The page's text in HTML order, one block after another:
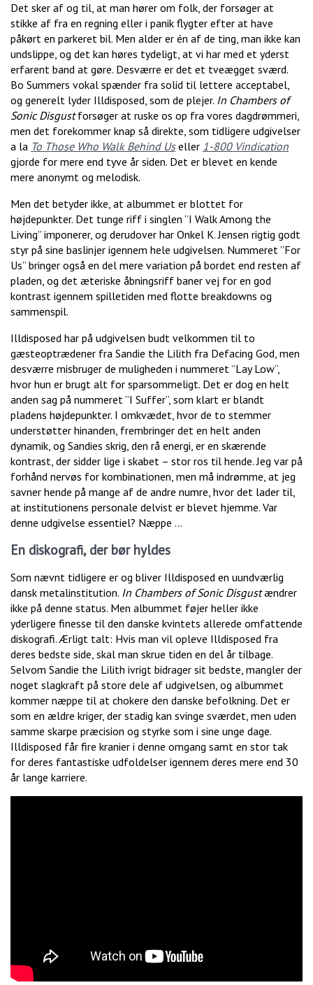
Det sker af og til, at man hører om folk, der forsøger at
stikke af fra en regning eller i panik flygter efter at have
påkørt en parkeret bil. Men alder er én af de ting, man ikke kan
undslippe, og det kan høres tydeligt, at vi har med et yderst
erfarent band at gøre. Desværre er det et tveægget sværd.
Bo Summers vokal spænder fra solid til lettere acceptabel,
og generelt lyder Illdisposed, som de plejer. In Chambers of
Sonic Disgustforsøger at ruske os op fra vores dagdrømmeri,
men det forekommer knap så direkte, som tidligere udgivelser
a la To Those Who Walk Behind Us eller 1-800 Vindication
gjorde for mere end tyve år siden. Det er blevet en kende
mere anonymt og melodisk.
Men det betyder ikke, at albummet er blottet for
højdepunkter. Det tunge riff i singlen ”I Walk Among the
Living” imponerer, og derudover har Onkel K. Jensen rigtig godt
styr på sine baslinjer igennem hele udgivelsen. Nummeret ”For
Us” bringer også en del mere variation på bordet end resten af
pladen, og det æteriske åbningsriff baner vej for en god
kontrast igennem spilletiden med flotte breakdowns og
sammenspil.
Illdisposed har på udgivelsen budt velkommen til to
gæsteoptrædener fra Sandie the Lilith fra Defacing God, men
desværre misbruger de muligheden i nummeret ”Lay Low”,
hvor hun er brugt alt for sparsommeligt. Det er dog en helt
anden sag på nummeret ”I Suffer”, som klart er blandt
pladens højdepunkter. I omkvædet, hvor de to stemmer
understøtter hinanden, frembringer det en helt anden
dynamik, og Sandies skrig, den rå energi, er en skærende
kontrast, der sidder lige i skabet – stor ros til hende. Jeg var på
forhånd nervøs for kombinationen, men må indrømme, at jeg
savner hende på mange af de andre numre, hvor det lader til,
at institutionens personale delvist er blevet hjemme. Var
denne udgivelse essentiel? Næppe …
En diskografi, der bør hyldes
Som nævnt tidligere er og bliver Illdisposed en uundværlig
dansk metalinstitution. In Chambers of Sonic Disgustændrer
ikke på denne status. Men albummet føjer heller ikke
yderligere finesse til den danske kvintets allerede omfattende
diskografi. Ærligt talt: Hvis man vil opleve Illdisposed fra
deres bedste side, skal man skrue tiden en del år tilbage.
Selvom Sandie the Lilith ivrigt bidrager sit bedste, mangler der
noget slagkraft på store dele af udgivelsen, og albummet
kommer næppe til at chokere den danske befolkning. Det er
som en ældre kriger, der stadig kan svinge sværdet, men uden
samme skarpe præcision og styrke som i sine unge dage.
Illdisposed får fire kranier i denne omgang samt en stor tak
for deres fantastiske udfoldelser igennem deres mere end 30
år lange karriere.